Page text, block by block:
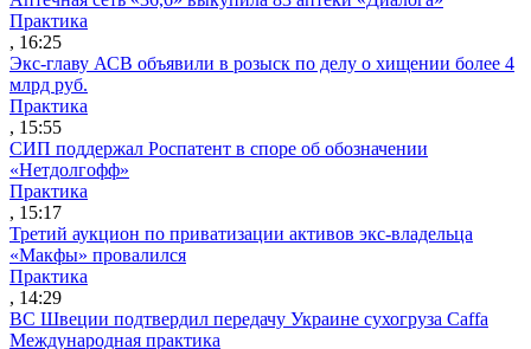
Практика
, 16:25
Экс-главу АСВ объявили в розыск по делу о хищении более 4
млрд руб.
Практика
, 15:55
СИП поддержал Роспатент в споре об обозначении
«Нетдолгофф»
Практика
, 15:17
Третий аукцион по приватизации активов экс-владельца
«Макфы» провалился
Практика
, 14:29
ВС Швеции подтвердил передачу Украине сухогруза Caffa
Международная практика